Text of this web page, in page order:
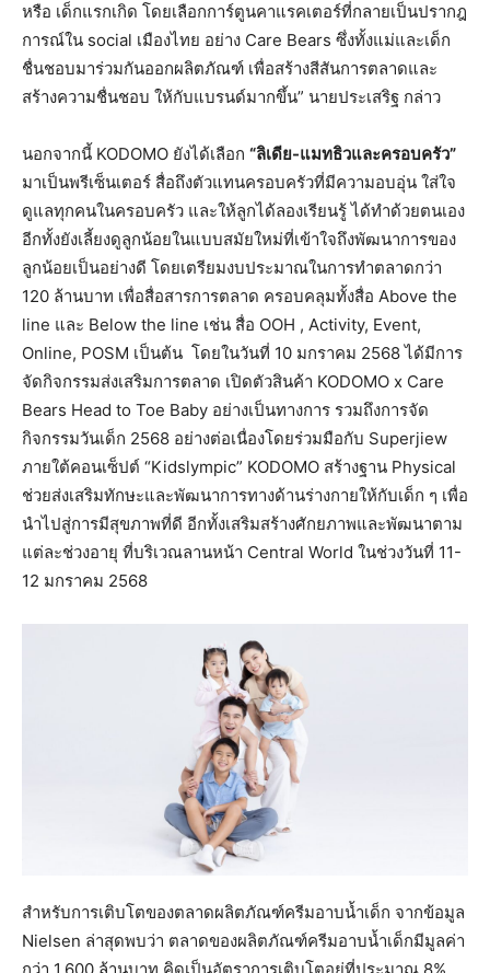
หรือ เด็กแรกเกิด โดยเลือกการ์ตูนคาแรคเตอร์ที่กลายเป็นปรากฎ
การณ์ใน social เมืองไทย อย่าง Care Bears ซึ่งทั้งแม่และเด็ก
ชื่นชอบมาร่วมกันออกผลิตภัณฑ์ เพื่อสร้างสีสันการตลาดและ
สร้างความชื่นชอบ ให้กับแบรนด์มากขึ้น” นายประเสริฐ กล่าว
นอกจากนี้ KODOMO ยังได้เลือก “ลิเดีย-แมทธิวและครอบครัว”
มาเป็นพรีเซ็นเตอร์ สื่อถึงตัวแทนครอบครัวที่มีความอบอุ่น ใส่ใจ
ดูแลทุกคนในครอบครัว และให้ลูกได้ลองเรียนรู้ ได้ทำด้วยตนเอง
อีกทั้งยังเลี้ยงดูลูกน้อยในแบบสมัยใหม่ที่เข้าใจถึงพัฒนาการของ
ลูกน้อยเป็นอย่างดี โดยเตรียมงบประมาณในการทำตลาดกว่า
120 ล้านบาท เพื่อสื่อสารการตลาด ครอบคลุมทั้งสื่อ Above the
line และ Below the line เช่น สื่อ OOH , Activity, Event,
Online, POSM เป็นต้น โดยในวันที่ 10 มกราคม 2568 ได้มีการ
จัดกิจกรรมส่งเสริมการตลาด เปิดตัวสินค้า KODOMO x Care
Bears Head to Toe Baby อย่างเป็นทางการ รวมถึงการจัด
กิจกรรมวันเด็ก 2568 อย่างต่อเนื่องโดยร่วมมือกับ Superjiew
ภายใต้คอนเซ็ปต์ “Kidslympic” KODOMO สร้างฐาน Physical
ช่วยส่งเสริมทักษะและพัฒนาการทางด้านร่างกายให้กับเด็ก ๆ เพื่อ
นำไปสู่การมีสุขภาพที่ดี อีกทั้งเสริมสร้างศักยภาพและพัฒนาตาม
แต่ละช่วงอายุ ที่บริเวณลานหน้า Central World ในช่วงวันที่ 11-
12 มกราคม 2568
สำหรับการเติบโตของตลาดผลิตภัณฑ์ครีมอาบน้ำเด็ก จากข้อมูล
Nielsen ล่าสุดพบว่า ตลาดของผลิตภัณฑ์ครีมอาบน้ำเด็กมีมูลค่า